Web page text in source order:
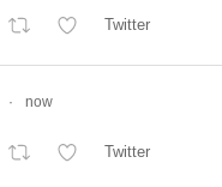
Twitter
· now
Twitter